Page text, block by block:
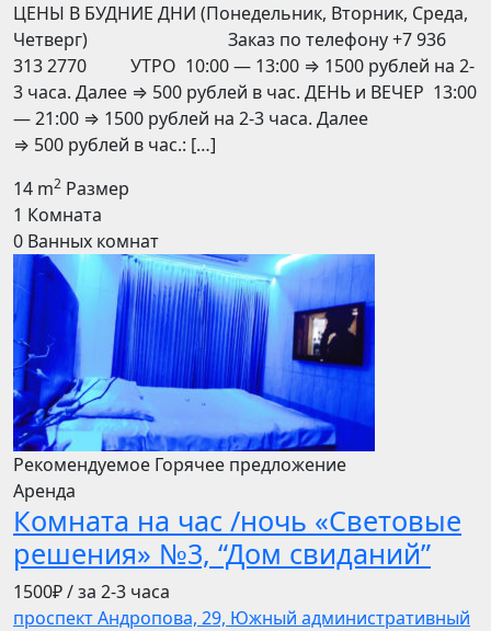
ЦЕНЫ В БУДНИЕ ДНИ (Понедельник, Вторник, Среда,
Четверг) Заказ по телефону +7 936
313 2770 УТРО 10:00 — 13:00 ⇒ 1500 рублей на 2-
3 часа. Далее ⇒ 500 рублей в час. ДЕНЬ и ВЕЧЕР 13:00
— 21:00 ⇒ 1500 рублей на 2-3 часа. Далее
⇒ 500 рублей в час.: […]
14 m2 Размер
1 Комната
0 Ванных комнат
Рекомендуемое Горячее предложение
Аренда
Комната на час /ночь «Световые
решения» №3, “Дом свиданий”
1500₽/ за 2-3 часа
проспект Андропова, 29, Южный административный